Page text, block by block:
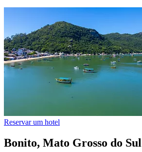
Reservar um hotel
Bonito, Mato Grosso do Sul